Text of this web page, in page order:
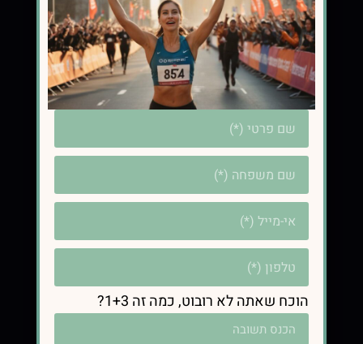
קישורים
עמוד הבית
תמיכה וליווי
הרשמה להדרכה ללא עלות
מדיניות פרטיות, תקנון
יצירת קשר
הוכח שאתה לא רובוט, כמה זה 1+3?